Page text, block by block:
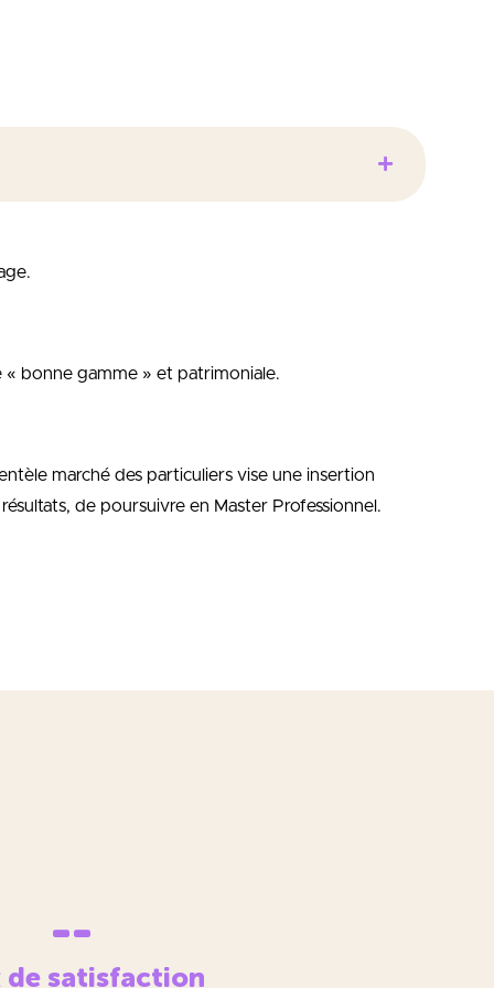
« bonne gamme » et patrimoniale.
marché des particuliers vise une insertion
de poursuivre en Master Professionnel.
--
de satisfaction